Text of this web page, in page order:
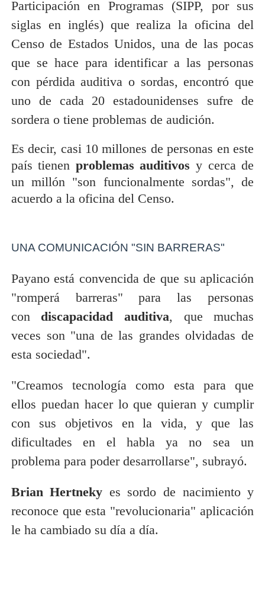
Participación en Programas (SIPP, por sus
siglas en inglés) que realiza la oficina del
Censo de Estados Unidos, una de las pocas
que se hace para identificar a las personas
con pérdida auditiva o sordas, encontró que
uno de cada 20 estadounidenses sufre de
sordera o tiene problemas de audición.
Es decir, casi 10 millones de personas en este
país tienen problemas auditivosy cerca de
un millón "son funcionalmente sordas", de
acuerdo a la oficina del Censo.
UNA COMUNICACIÓN "SIN BARRERAS"
Payano está convencida de que su aplicación
"romperá barreras" para las personas
con discapacidad auditiva, que muchas
veces son "una de las grandes olvidadas de
esta sociedad".
"Creamos tecnología como esta para que
ellos puedan hacer lo que quieran y cumplir
con sus objetivos en la vida, y que las
dificultades en el habla ya no sea un
problema para poder desarrollarse", subrayó.
Brian Hertneky es sordo de nacimiento y
reconoce que esta "revolucionaria" aplicación
le ha cambiado su día a día.